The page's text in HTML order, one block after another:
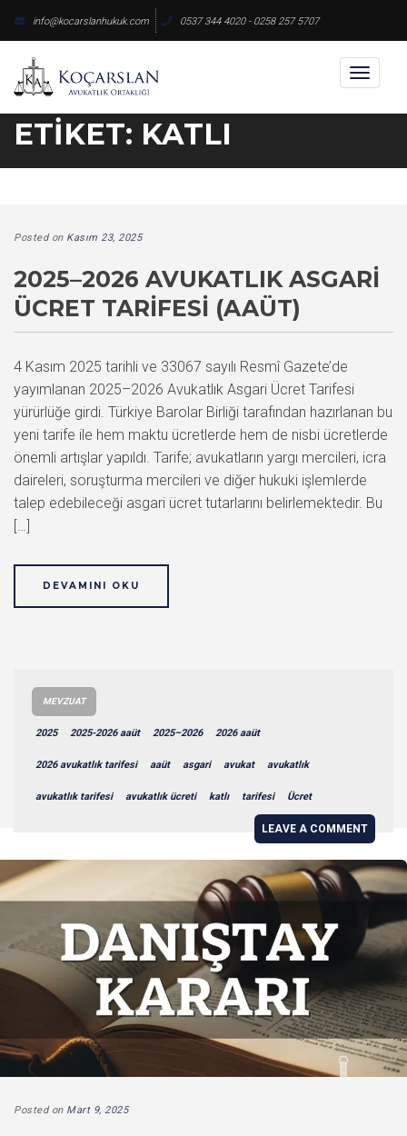
content
info@kocarslanhukuk.com 0537 344 4020 - 0258 257 5707
Toggle
ETIKET: KATLI
Posted on Kasım 23, 2025
2025–2026 AVUKATLIK ASGARI
ÜCRET TARIFESI (AAÜT)
4 Kasım 2025 tarihli ve 33067 sayılı Resmî Gazete’de
yayımlanan 2025–2026 Avukatlık Asgari Ücret Tarifesi
yürürlüğe girdi. Türkiye Barolar Birliği tarafından hazırlanan bu
yeni tarife ile hem maktu ücretlerde hem de nisbi ücretlerde
önemli artışlar yapıldı. Tarife; avukatların yargı mercileri, icra
daireleri, soruşturma mercileri ve diğer hukuki işlemlerde
talep edebileceği asgari ücret tutarlarını belirlemektedir. Bu
[…]
DEVAMINI OKU
MEVZUAT
2025 2025-2026 aaüt 2025–2026 2026 aaüt
2026 avukatlık tarifesi aaüt asgari avukat avukatlık
avukatlık tarifesi avukatlık ücreti katlı tarifesi Ücret
LEAVE A COMMENT
Posted on Mart 9, 2025